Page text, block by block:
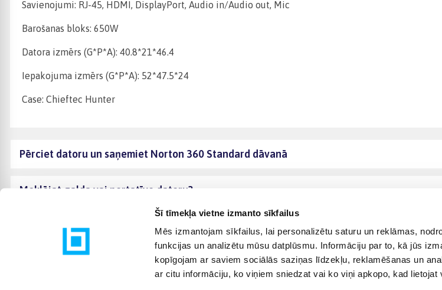
Šī tīmekļa vietne izmanto sīkfailus
Mēs izmantojam sīkfailus, lai personalizētu saturu un reklāmas,
funkcijas un analizētu mūsu datplūsmu. Informāciju par to, kā jūs
kopīgojam ar saviem sociālās saziņas līdzekļu, reklamēšanas un
ar citu informāciju, ko viņiem sniedzat vai ko viņi apkopo, kad lietojat
Savienojumi: RJ-45, HDMI, DisplayPort, Audio in/Audio out, Mic
Barošanas bloks: 650W
Datora izmērs (G*P*A): 40.8*21*46.4
Iepakojuma izmērs (G*P*A): 52*47.5*24
Case: Chieftec Hunter
Pērciet datoru un saņemiet Norton 360 Standard dāvanā
Meklējat galda vai portatīvo datoru?